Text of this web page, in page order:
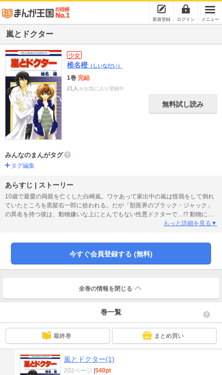
新規登録 ログイン メニュー
嵐とドクター
少女
椎名橙 （しいなだい）
1巻 完結
21人 がお気に入り登録中
無料試し読み
みんなのまんがタグ
タグ編集
あらすじ | ストーリー
10歳で最愛の両親を亡くした白崎嵐。ワケあって家出中の嵐は怪我をして倒れ
ていたところを黒髪右一郎に拾われる。だが「獣医界のブラック・ジャック」
の異名を持つ彼は、動物嫌いな上にとんでもない性悪ドクターで…!? 動物に慣
もっと詳細を見る▼
今すぐ会員登録する (無料)
全巻の情報を 閉じる
巻一覧
最終巻 まとめ買い
嵐とドクター(1)
202ページ 540pt